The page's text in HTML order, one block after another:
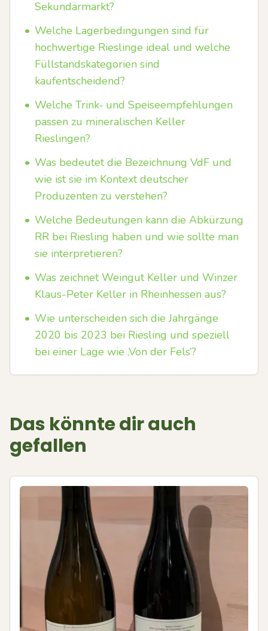
Sekundärmarkt?
• Welche Lagerbedingungen sind für
hochwertige Rieslinge ideal und welche
Füllstandskategorien sind
kaufentscheidend?
• Welche Trink‑ und Speiseempfehlungen
passen zu mineralischen Keller
Rieslingen?
• Was bedeutet die Bezeichnung VdF und
wie ist sie im Kontext deutscher
Produzenten zu verstehen?
• Welche Bedeutungen kann die Abkürzung
RR bei Riesling haben und wie sollte man
sie interpretieren?
• Was zeichnet Weingut Keller und Winzer
Klaus-Peter Keller in Rheinhessen aus?
• Wie unterscheiden sich die Jahrgänge
2020 bis 2023 bei Riesling und speziell
bei einer Lage wie ‚Von der Fels‘?
Das könnte dir auch
gefallen